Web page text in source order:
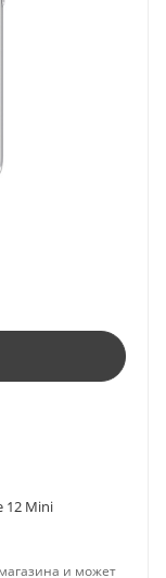
12 Mini
и может